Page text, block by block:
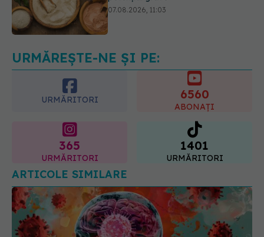
Ți-ai mărit buzele? Cele 4 greșeli
URMĂREȘTE-NE ȘI PE:
URMĂRITORI 6560
ABONAȚI
365
URMĂRITORI
1401
URMĂRITORI
ARTICOLE SIMILARE